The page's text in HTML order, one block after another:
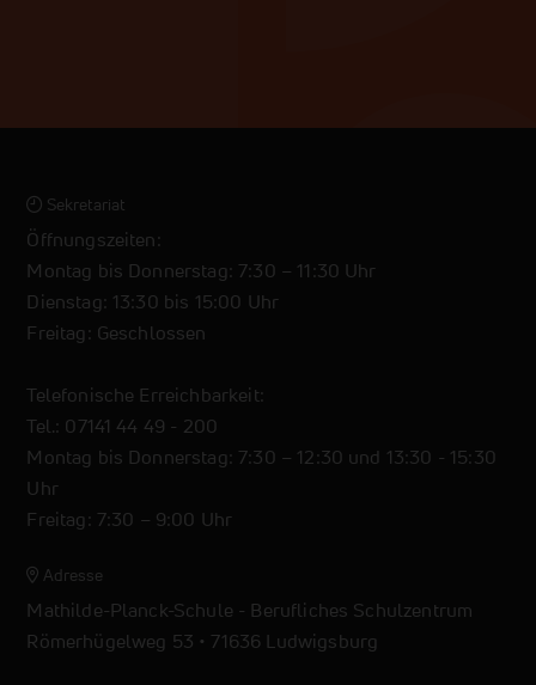
Sekretariat
Öffnungszeiten:
Montag bis Donnerstag: 7:30 – 11:30 Uhr
Dienstag: 13:30 bis 15:00 Uhr
Freitag: Geschlossen
Telefonische Erreichbarkeit:
Tel.: 07141 44 49 - 200
Montag bis Donnerstag: 7:30 – 12:30 und 13:30 - 15:30
Uhr
Freitag: 7:30 – 9:00 Uhr
Adresse
Mathilde-Planck-Schule - Berufliches Schulzentrum
Römerhügelweg 53 • 71636 Ludwigsburg